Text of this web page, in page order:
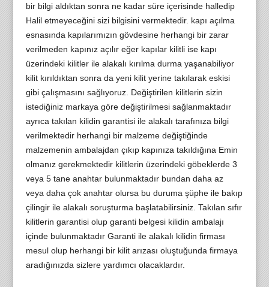
bir bilgi aldıktan sonra ne kadar süre içerisinde halledip
Halil etmeyeceğini sizi bilgisini vermektedir. kapı açılma
esnasında kapılarımızın gövdesine herhangi bir zarar
verilmeden kapınız açılır eğer kapılar kilitli ise kapı
üzerindeki kilitler ile alakalı kırılma durma yaşanabiliyor
kilit kırıldıktan sonra da yeni kilit yerine takılarak eskisi
gibi çalışmasını sağlıyoruz. Değiştirilen kilitlerin sizin
istediğiniz markaya göre değiştirilmesi sağlanmaktadır
ayrıca takılan kilidin garantisi ile alakalı tarafınıza bilgi
verilmektedir herhangi bir malzeme değiştiğinde
malzemenin ambalajdan çıkıp kapınıza takıldığına Emin
olmanız gerekmektedir kilitlerin üzerindeki göbeklerde 3
veya 5 tane anahtar bulunmaktadır bundan daha az
veya daha çok anahtar olursa bu duruma şüphe ile bakıp
çilingir ile alakalı soruşturma başlatabilirsiniz. Takılan sıfır
kilitlerin garantisi olup garanti belgesi kilidin ambalajı
içinde bulunmaktadır Garanti ile alakalı kilidin firması
mesul olup herhangi bir kilit arızası oluştuğunda firmaya
aradığınızda sizlere yardımcı olacaklardır.